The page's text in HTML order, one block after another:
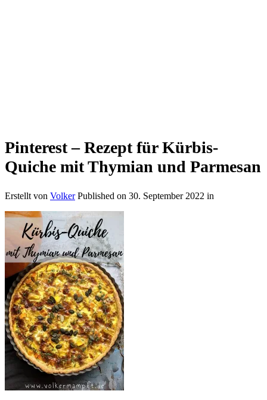
Pinterest – Rezept für Kürbis-
Quiche mit Thymian und Parmesan
Erstellt von Volker Published on 30. September 2022 in